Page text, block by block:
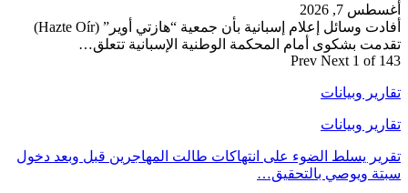
أغسطس 7, 2026
أفادت وسائل إعلام إسبانية بأن جمعية “هازتي أوير” (Hazte Oír)
تقدمت بشكوى أمام المحكمة الوطنية الإسبانية تتعلق…
Prev Next 1 of 143
تقارير وبيانات
تقارير وبيانات
تقرير يسلط الضوء على انتهاكات طالت المهاجرين قبل وبعد دخول
سبتة ويوصي بالتحقيق…